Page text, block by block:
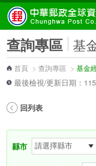
跳到主要內容區塊
查詢專區 基
首頁 >查詢專區 >基金
最後檢視/更新日期：
回列表
縣市